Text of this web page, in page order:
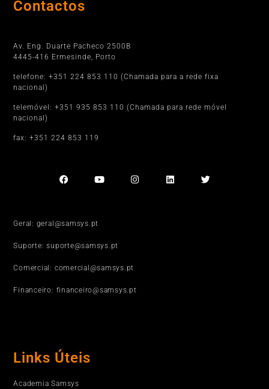
Contactos
Av. Eng. Duarte Pacheco 2500B
4445-416 Ermesinde, Porto
telefone: +351 224 853 110 (Chamada para a rede fixa
nacional)
telemóvel: +351 935 853 110 (Chamada para rede móvel
nacional)
fax: +351 224 853 119
Geral: geral@samsys.pt
Suporte: suporte@samsys.pt
Comercial: comercial@samsys.pt
Financeiro: financeiro@samsys.pt
Links Úteis
Academia Samsys